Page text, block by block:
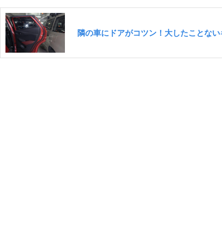
隣の車にドアがコツン！大したことな